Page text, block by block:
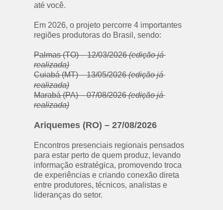
até você.
Em 2026, o projeto percorre 4 importantes
regiões produtoras do Brasil, sendo:
Palmas (TO) – 12/03/2026 (edição já
realizada)
Cuiabá (MT) – 13/05/2026 (edição já
realizada)
Marabá (PA) – 07/08/2026 (edição já
realizada)
Ariquemes (RO) – 27/08/2026
Encontros presenciais regionais pensados
para estar perto de quem produz, levando
informação estratégica, promovendo troca
de experiências e criando conexão direta
entre produtores, técnicos, analistas e
lideranças do setor.